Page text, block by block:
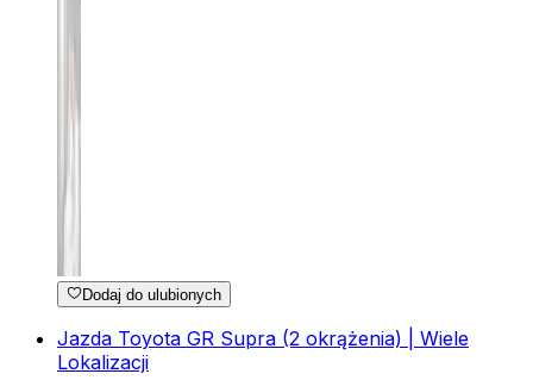
Dodaj do ulubionych
Jazda Toyota GR Supra (2 okrążenia) | Wiele
Lokalizacji